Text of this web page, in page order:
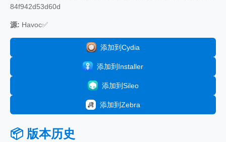
84f942d53d60d
源: Havoc✅
添加到Cydia
添加到Installer
添加到Sileo
添加到Zebra
📦 版本历史